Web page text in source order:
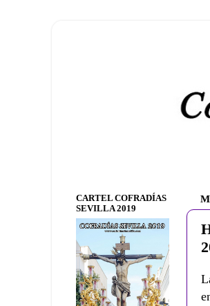
CARTEL COFRADÍAS
SEVILLA 2019